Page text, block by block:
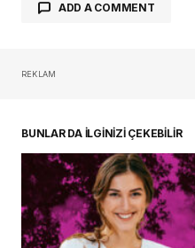
ADD A COMMENT
REKLAM
BUNLAR DA İLGİNİZİ ÇEKEBİLİR